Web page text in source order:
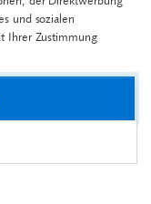
und sozialen
Ihrer Zustimmung